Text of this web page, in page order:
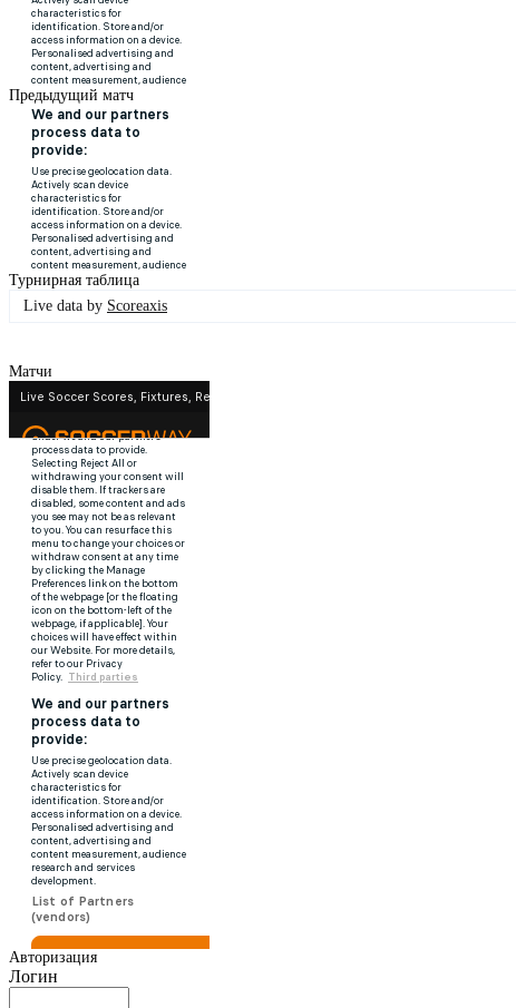
Предыдущий матч
Турнирная таблица
Live data by Scoreaxis
Матчи
Авторизация
Логин